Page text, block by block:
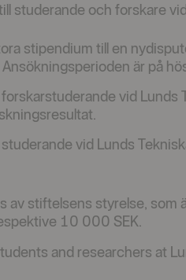
studerande och forskare
stipendium till en
är på
vid Lunds
vid Lunds
av stiftelsens styrelse,
10 000 SEK.
and researchers at